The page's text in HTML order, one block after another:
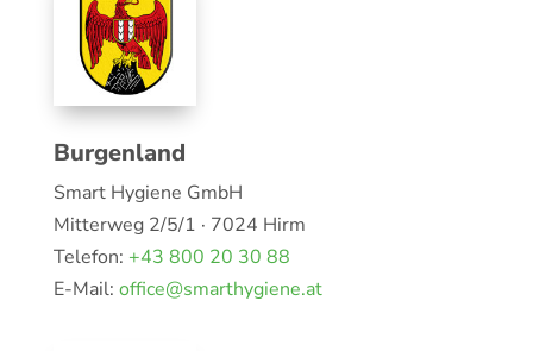
Burgenland
Smart Hygiene GmbH
Mitterweg 2/5/1 · 7024 Hirm
Telefon: +43 800 20 30 88
E-Mail: office@smarthygiene.at